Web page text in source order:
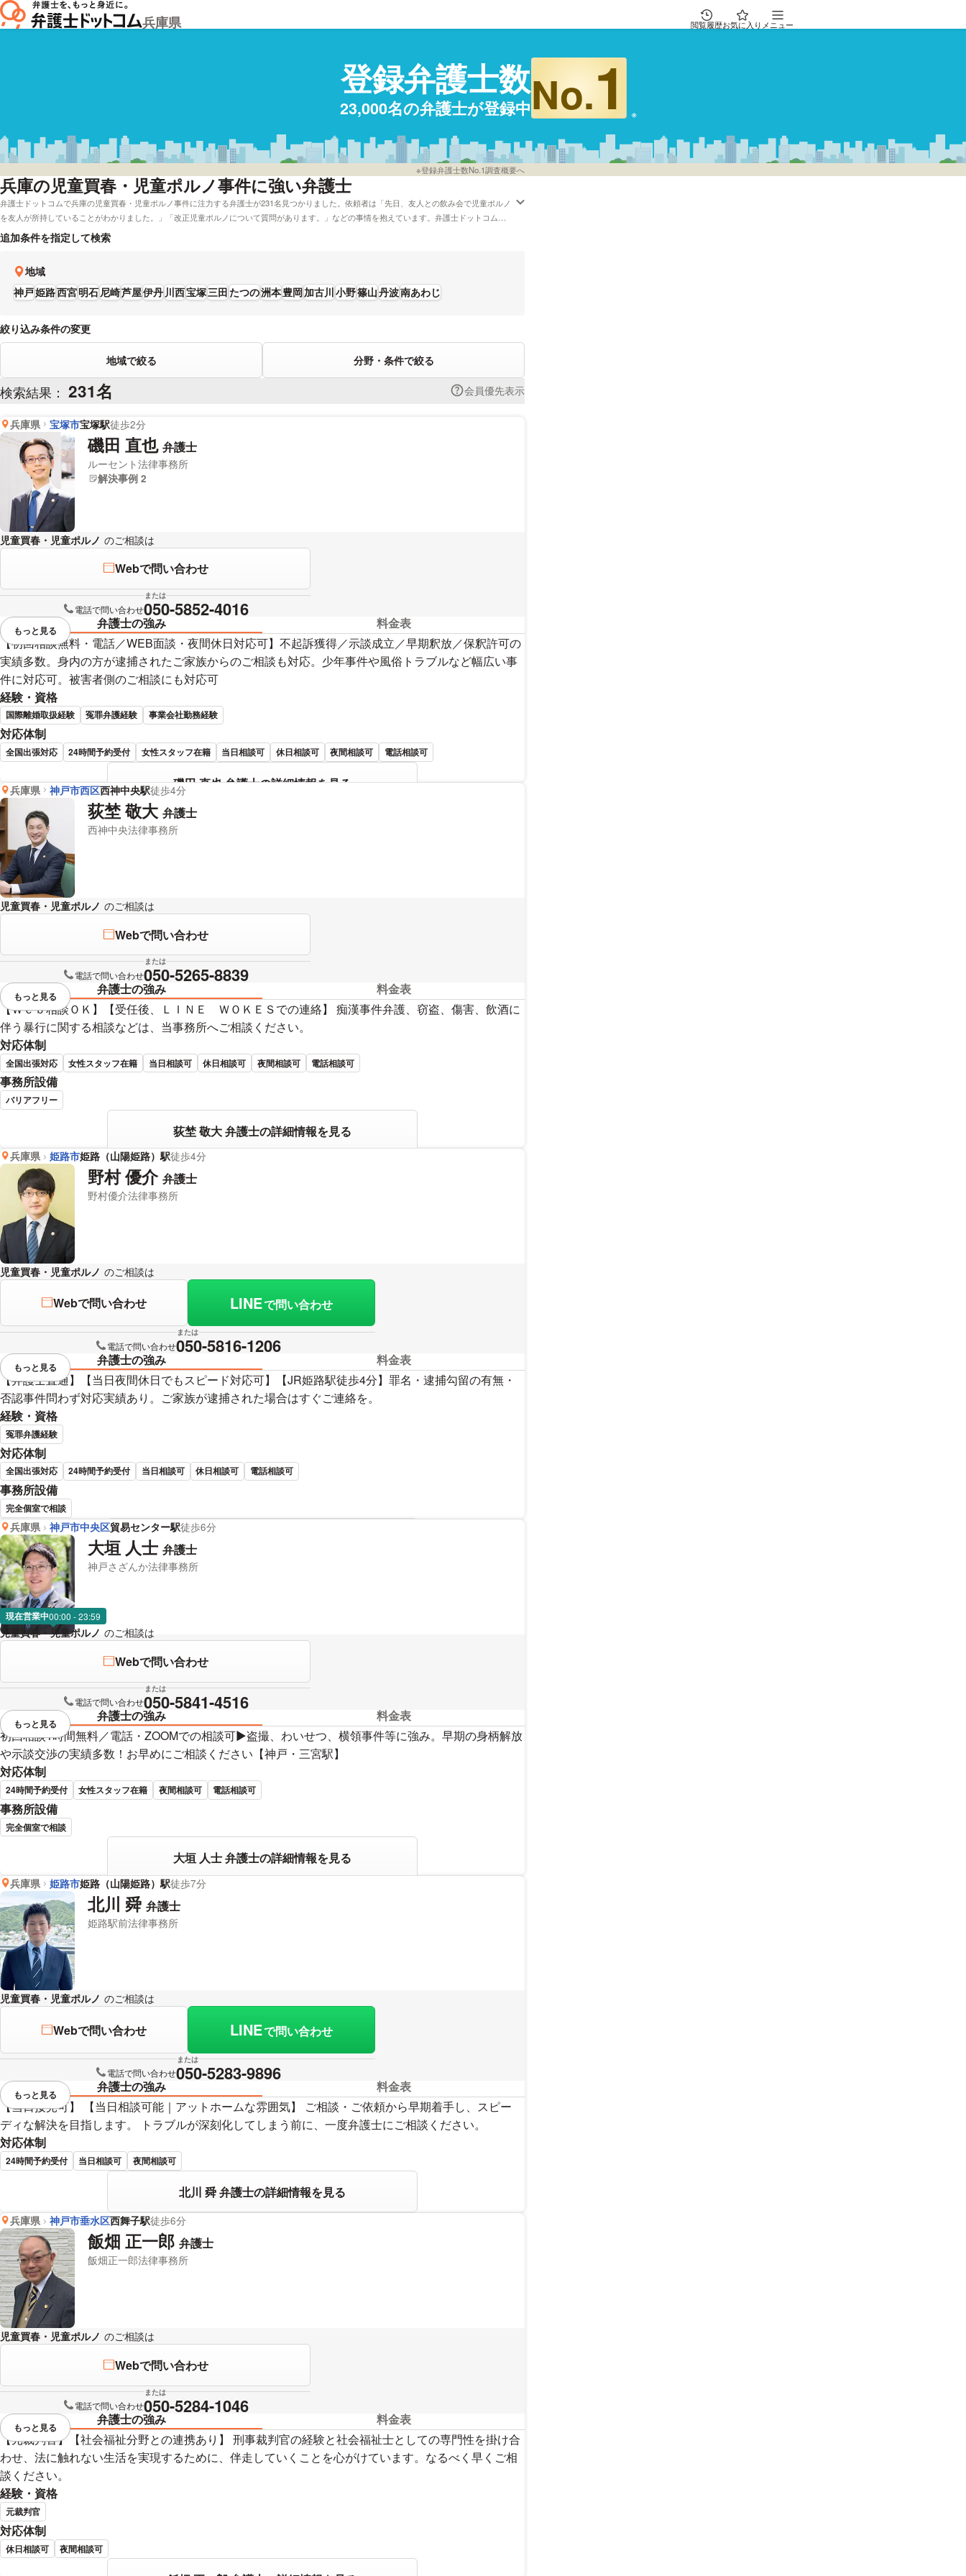
兵庫県 閲覧履歴お気に入り メニュー
登録弁護士数
23,000名の弁護士が登録中No.1
※登録弁護士数No.1調査概要へ
兵庫の児童買春・児童ポルノ事件に強い弁護士
弁護士ドットコムで兵庫の児童買春・児童ポルノ事件に注力する弁護士が231名見つかりました。依頼者は「先日、友人との飲み会で児童ポルノ
を友人が所持していることがわかりました。」「改正児童ポルノについて質問があります。」などの事情を抱えています。弁護士ドットコムで
は電話相談を無料で対応してくれる兵庫の弁護士や弁護士費用を分割払いで受付してくれる弁護士など、さまざまな希望の条件で調べることが
できます。例として「口コミの評価が高い児童買春・児童ポルノ事件が専門の弁護士や弁護士の選び方は詳しく調べたけれど、兵庫周辺の法律
越した準備をサポートします。」とおっしゃる方もいます。児童買春・児童ポルノ事件のトラブルに巻き込まれている方は成功報酬金額や資格
などの条件を踏まえて、希望に適した弁護士に相談をしてみることをおすすめします。
追加条件を指定して検索
地域
神戸姫路西宮明石尼崎芦屋伊丹 川西宝塚三田たつの洲本豊岡加古川小野篠山丹波南あわじ
絞り込み条件の変更
地域で絞る 分野・条件で絞る
検索結果： 231名 会員優先表示
兵庫県 宝塚市宝塚駅徒歩2分
磯田 直也 弁護士
ルーセント法律事務所
解決事例 2
児童買春・児童ポルノ のご相談は
Webで問い合わせ
または
電話で問い合わせ050-5852-4016
弁護士の強み
料金表
【初回相談無料・電話／WEB面談・夜間休日対応可】不起訴獲得／示談成立／早期釈放／保釈許可の
実績多数。身内の方が逮捕されたご家族からのご相談も対応。少年事件や風俗トラブルなど幅広い事
件に対応可。被害者側のご相談にも対応可
経験・資格
国際離婚取扱経験 冤罪弁護経験 事業会社勤務経験
対応体制
全国出張対応 24時間予約受付 女性スタッフ在籍 当日相談可 休日相談可 夜間相談可 電話相談可
磯田 直也 弁護士の詳細情報を見る
視覚的に省略されている要素を
もっと見る
兵庫県 神戸市西区西神中央駅徒歩4分
荻埜 敬大 弁護士
西神中央法律事務所
児童買春・児童ポルノ のご相談は
Webで問い合わせ
または
電話で問い合わせ050-5265-8839
弁護士の強み
料金表
【Ｗｅｂ相談ＯＫ】【受任後、ＬＩＮＥ ＷＯＫＥＳでの連絡】 痴漢事件弁護、窃盗、傷害、飲酒に
伴う暴行に関する相談などは、当事務所へご相談ください。
対応体制
全国出張対応 女性スタッフ在籍 当日相談可 休日相談可 夜間相談可 電話相談可
事務所設備
バリアフリー
荻埜 敬大 弁護士の詳細情報を見る
視覚的に省略されている要素を
もっと見る
兵庫県 姫路市姫路（山陽姫路）駅徒歩4分
野村 優介 弁護士
野村優介法律事務所
児童買春・児童ポルノ のご相談は
Webで問い合わせ LINEで問い合わせ
または
電話で問い合わせ050-5816-1206
弁護士の強み
料金表
【弁護士直通】【当日夜間休日でもスピード対応可】【JR姫路駅徒歩4分】罪名・逮捕勾留の有無・
否認事件問わず対応実績あり。ご家族が逮捕された場合はすぐご連絡を。
経験・資格
冤罪弁護経験
対応体制
全国出張対応 24時間予約受付 当日相談可 休日相談可 電話相談可
事務所設備
完全個室で相談
視覚的に省略されている要素を
もっと見る
兵庫県 神戸市中央区貿易センター駅徒歩6分
大垣 人士 弁護士
神戸さざんか法律事務所
現在営業中00:00 - 23:59
児童買春・児童ポルノ のご相談は
Webで問い合わせ
または
電話で問い合わせ050-5841-4516
弁護士の強み
料金表
初回相談1時間無料／電話・ZOOMでの相談可▶︎盗撮、わいせつ、横領事件等に強み。早期の身柄解放
や示談交渉の実績多数！お早めにご相談ください【神戸・三宮駅】
対応体制
24時間予約受付 女性スタッフ在籍 夜間相談可 電話相談可
事務所設備
完全個室で相談
大垣 人士 弁護士の詳細情報を見る
視覚的に省略されている要素を
もっと見る
兵庫県 姫路市姫路（山陽姫路）駅徒歩7分
北川 舜 弁護士
姫路駅前法律事務所
児童買春・児童ポルノ のご相談は
Webで問い合わせ LINEで問い合わせ
または
電話で問い合わせ050-5283-9896
弁護士の強み
料金表
【当日接見可】 【当日相談可能｜アットホームな雰囲気】 ご相談・ご依頼から早期着手し、スピー
ディな解決を目指します。 トラブルが深刻化してしまう前に、一度弁護士にご相談ください。
対応体制
24時間予約受付 当日相談可 夜間相談可
北川 舜 弁護士の詳細情報を見る
視覚的に省略されている要素を
もっと見る
兵庫県 神戸市垂水区西舞子駅徒歩6分
飯畑 正一郎 弁護士
飯畑正一郎法律事務所
児童買春・児童ポルノ のご相談は
Webで問い合わせ
または
電話で問い合わせ050-5284-1046
弁護士の強み
料金表
【元裁判官】【社会福祉分野との連携あり】 刑事裁判官の経験と社会福祉士としての専門性を掛け合
わせ、法に触れない生活を実現するために、伴走していくことを心がけています。なるべく早くご相
談ください。
経験・資格
元裁判官
対応体制
休日相談可 夜間相談可
視覚的に省略されている要素を
もっと見る